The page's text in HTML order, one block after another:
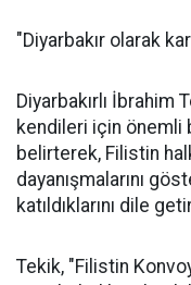
"Diyarbakır olarak
Diyarbakırlı İbrahim
kendileri için
belirterek, Filistin
dayanışmalarını
katıldıklarını dile
Tekik, "Filistin